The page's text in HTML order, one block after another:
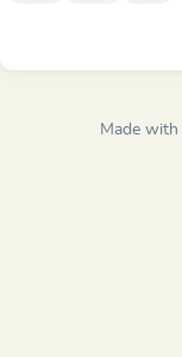
Made with